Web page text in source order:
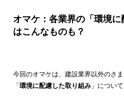
オマケ：各業界の「環境
はこんなものも？
今回のオマケは、建設業界以外のさ
「環境に配慮した取り組み」につい